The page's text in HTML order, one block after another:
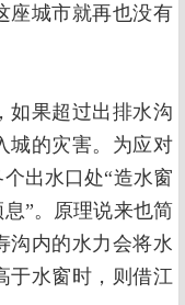
座城市就再也没有
如果超过出排水沟
城的灾害。为应对
出水口处“造水窗
”。原理说来也简
沟内的水力会将水
于水窗时，则借江